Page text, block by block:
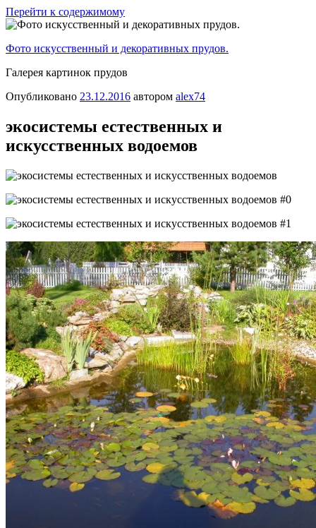
Перейти к содержимому
Фото искусственный и декоративных прудов.
Галерея картинок прудов
Опубликовано 23.12.2016 автором alex74
экосистемы естественных и
искусственных водоемов